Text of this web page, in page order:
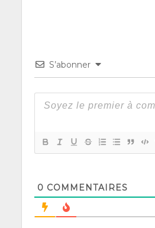
S’abonner
0 COMMENTAIRES